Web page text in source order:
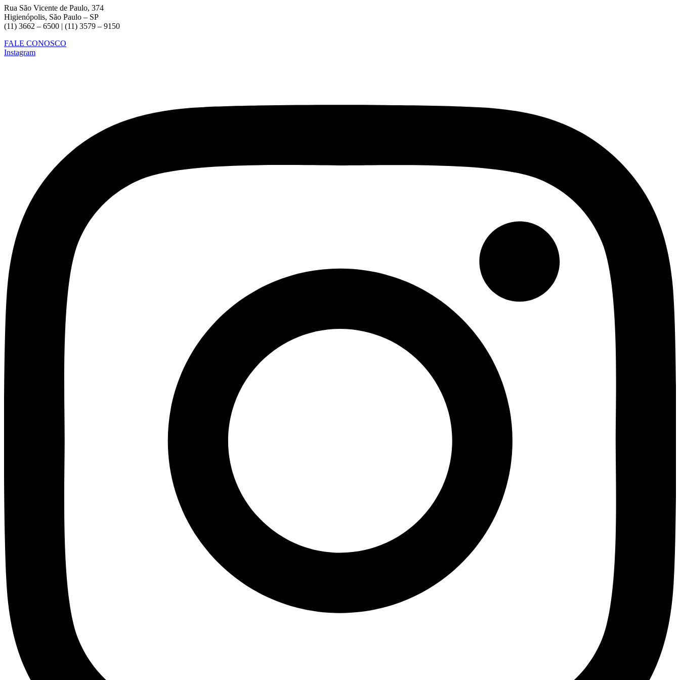
Rua São Vicente de Paulo, 374
Higienópolis, São Paulo – SP
(11) 3662 – 6500 | (11) 3579 – 9150
FALE CONOSCO
Instagram